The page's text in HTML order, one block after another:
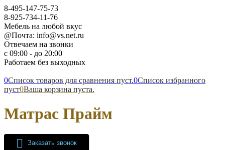
8-495-147-75-73
8-925-734-11-76
Мебель на любой вкус
@Почта: info@vs.net.ru
Отвечаем на звонки
с 09:00 - до 20:00
Работаем без выходных
0Список товаров для сравнения пуст.0Список избранного
пуст0Ваша корзина пуста.
Матрас Прайм
Заказать звонок